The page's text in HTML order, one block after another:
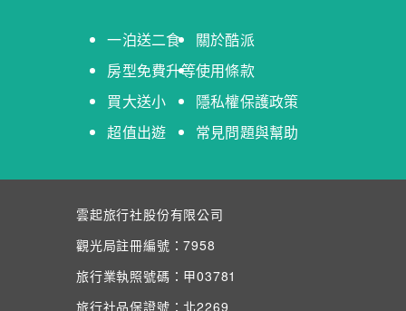
一泊送二食
房型免費升等
買大送小
超值出遊
關於酷派
使用條款
隱私權保護政策
常見問題與幫助
雲起旅行社股份有限公司
觀光局註冊編號：7958
旅行業執照號碼：甲03781
旅行社品保證號：北2269